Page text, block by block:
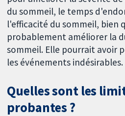
du sommeil, le temps
l'efficacité du sommeil, bien
probablement améliorer la
sommeil. Elle pourrait avoir
les événements indésirables.
Quelles sont les
probantes ?